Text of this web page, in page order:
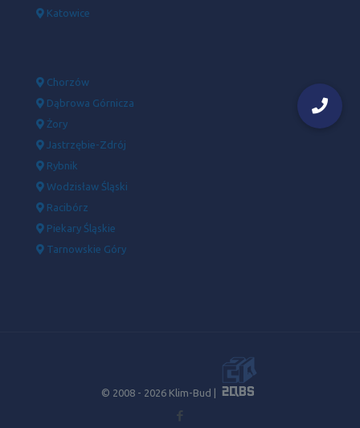
Katowice
Chorzów
Dąbrowa Górnicza
Żory
Jastrzębie-Zdrój
Rybnik
Wodzisław Śląski
Racibórz
Piekary Śląskie
Tarnowskie Góry
© 2008 - 2026 Klim-Bud |